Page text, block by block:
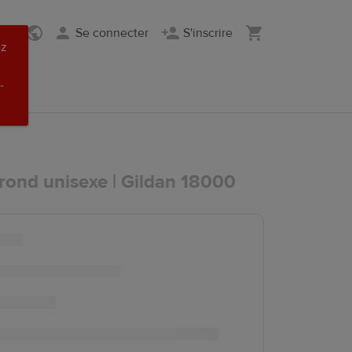
Se connecter S'inscrire
unisexe | Gildan 18000